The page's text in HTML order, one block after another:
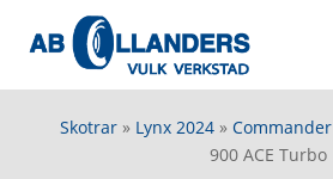
Skotrar » Lynx 2024 »Commander
900 ACE Turbo